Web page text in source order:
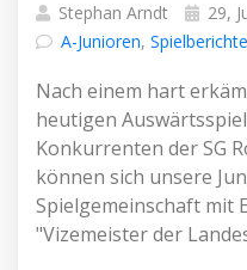
Stephan Arndt
29,
A-Junioren, Spielberichte
Nach einem hart
heutigen
Konkurrenten der SG
können sich unsere
Spielgemeinschaft mit
"Vizemeister der